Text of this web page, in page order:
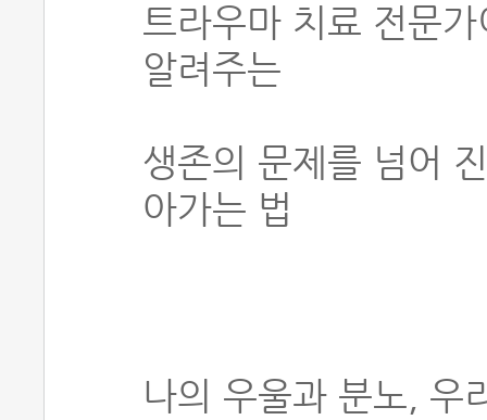
트라우마 치료 전문
알려주는
생존의 문제를 넘어
아가는 법
나의 우울과 분노, 우